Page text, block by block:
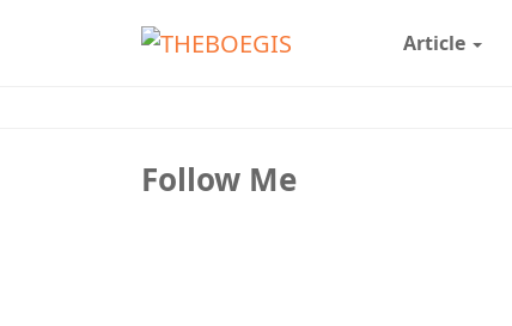
Article
Follow Me